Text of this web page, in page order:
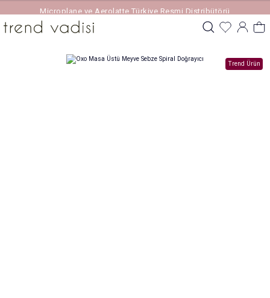
Microplane ve Aerolatte Türkiye Resmi Distribütörü
Trend Ürün